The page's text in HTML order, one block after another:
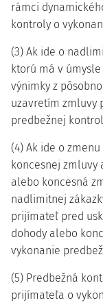
rámci
kontroly o
(3) Ak ide o
ktorú má v
výnimky z
uzavretím zmluvy
predbežnej
(4) Ak ide o
koncesnej zmluvy
alebo koncesná
nadlimitnej
prijímateľ pred
dohody alebo
vykonanie
(5) Predbežná
prijímateľa o